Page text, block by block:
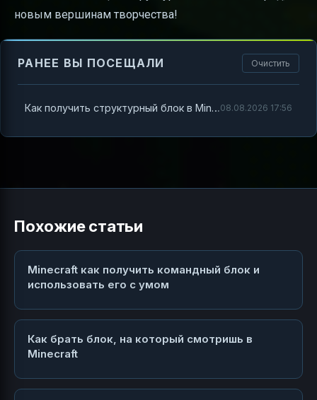
новым вершинам творчества!
РАНЕЕ ВЫ ПОСЕЩАЛИ Очистить
Как получить структурный блок в Minecraft и использовать его для автоматизации построек08.08.2026 17:56
Похожие статьи
Minecraft как получить командный блок и
использовать его с умом
Как брать блок, на который смотришь в
Minecraft